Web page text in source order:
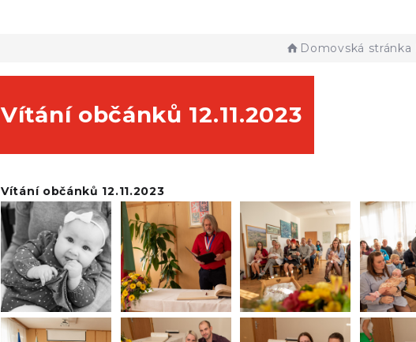
Domovská stránka
Vítání občánků 12.11.2023
Vítání občánků 12.11.2023